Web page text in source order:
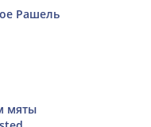
Рашель
мяты